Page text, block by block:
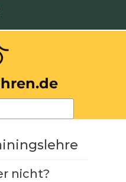
nicht?